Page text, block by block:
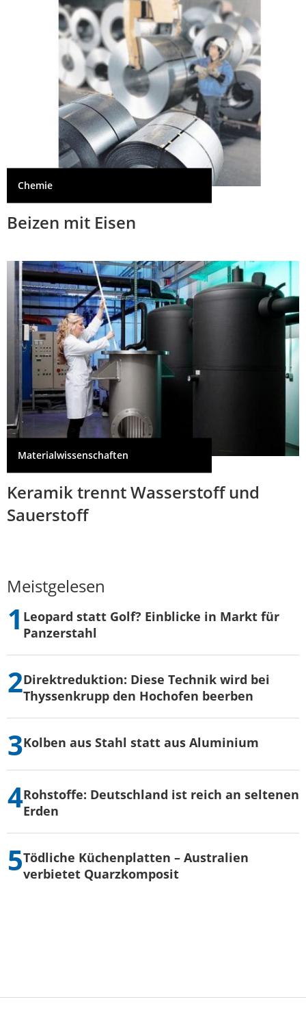
Chemie
Beizen mit Eisen
Materialwissenschaften
Keramik trennt Wasserstoff und
Sauerstoff
Meistgelesen
Leopard statt Golf? Einblicke in Markt für
Panzerstahl
Direktreduktion: Diese Technik wird bei
Thyssenkrupp den Hochofen beerben
Kolben aus Stahl statt aus Aluminium
Rohstoffe: Deutschland ist reich an seltenen
Erden
Tödliche Küchenplatten – Australien
verbietet Quarzkomposit